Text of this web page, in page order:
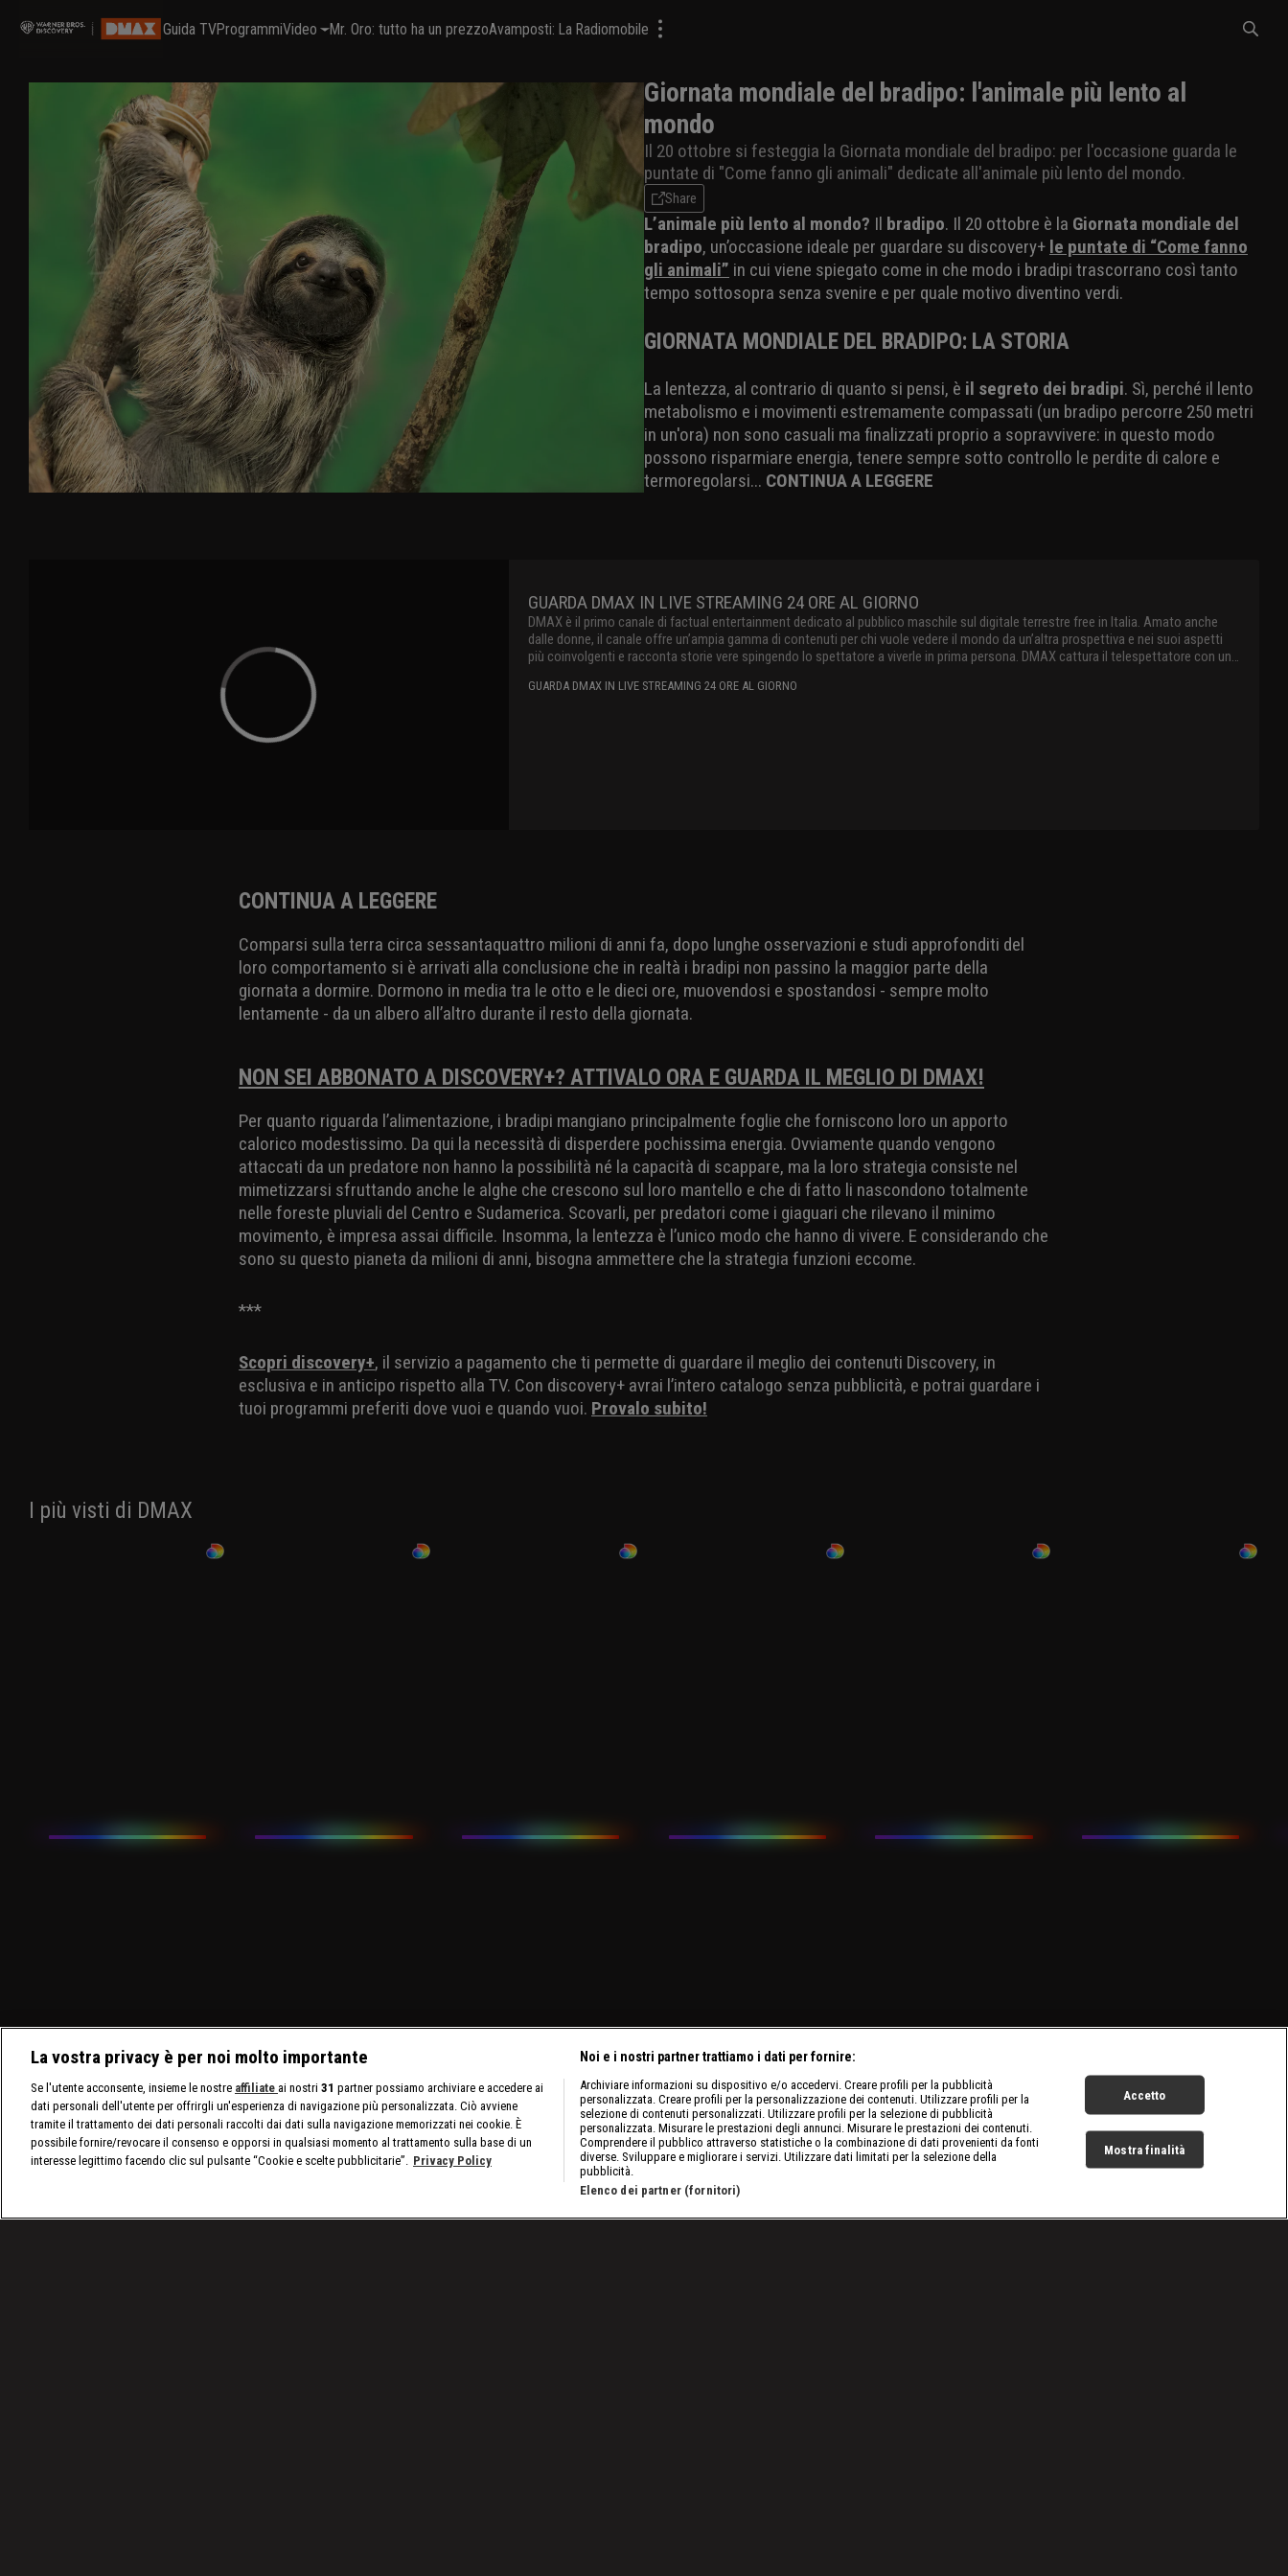
Guida TVProgrammiVideo Mr. Oro: tutto ha un prezzoAvamposti: La Radiomobile
Giornata mondiale del bradipo: l'animale più lento al
mondo
Il 20 ottobre si festeggia la Giornata mondiale del bradipo: per l'occasione guarda le
puntate di "Come fanno gli animali" dedicate all'animale più lento del mondo.
Share
L’animale più lento al mondo? Il bradipo. Il 20 ottobre è la Giornata mondiale del
bradipo, un’occasione ideale per guardare su discovery+ le puntate di “Come fanno
gli animali” in cui viene spiegato come in che modo i bradipi trascorrano così tanto
tempo sottosopra senza svenire e per quale motivo diventino verdi.
GIORNATA MONDIALE DEL BRADIPO: LA STORIA
La lentezza, al contrario di quanto si pensi, è il segreto dei bradipi. Sì, perché il lento
metabolismo e i movimenti estremamente compassati (un bradipo percorre 250 metri
in un'ora) non sono casuali ma finalizzati proprio a sopravvivere: in questo modo
possono risparmiare energia, tenere sempre sotto controllo le perdite di calore e
termoregolarsi... CONTINUA A LEGGERE
GUARDA DMAX IN LIVE STREAMING 24 ORE AL GIORNO
DMAX è il primo canale di factual entertainment dedicato al pubblico maschile
sul digitale terrestre free in Italia. Amato anche dalle donne, il canale offre
un’ampia gamma di contenuti per chi vuole vedere il mondo da un’altra
loro comportamento si è arrivati alla conclusione che in realtà i bradipi non passino la maggior parte della
giornata a dormire. Dormono in media tra le otto e le dieci ore, muovendosi e spostandosi - sempre molto
lentamente - da un albero all’altro durante il resto della giornata.
NON SEI ABBONATO A DISCOVERY+? ATTIVALO ORA E GUARDA IL MEGLIO DI DMAX!
Per quanto riguarda l’alimentazione, i bradipi mangiano principalmente foglie che forniscono loro un apporto
attaccati da un predatore non hanno la possibilità né la capacità di scappare, ma la loro strategia consiste nel
nelle foreste pluviali del Centro e Sudamerica. Scovarli, per predatori come i giaguari che rilevano il minimo
movimento, è impresa assai difficile. Insomma, la lentezza è l’unico modo che hanno di vivere. E considerando che
sono su questo pianeta da milioni di anni, bisogna ammettere che la strategia funzioni eccome.
tuoi programmi preferiti dove vuoi e quando vuoi.
Provalo subito!
La vostra privacy è per noi molto importante
Se l'utente acconsente, insieme le nostre affiliate ai nostri 31 partner possiamo archiviare e accedere ai
dati personali dell'utente per offrirgli un'esperienza di navigazione più personalizzata. Ciò avviene
tramite il trattamento dei dati personali raccolti dai dati sulla navigazione memorizzati nei cookie. È
possibile fornire/revocare il consenso e opporsi in qualsiasi momento al trattamento sulla base di un
interesse legittimo facendo clic sul pulsante “Cookie e scelte pubblicitarie”. Privacy Policy
Noi e i nostri partner trattiamo i dati per fornire:
Archiviare informazioni su dispositivo e/o accedervi. Creare profili per la pubblicità
personalizzata. Creare profili per la personalizzazione dei contenuti. Utilizzare profili per la
selezione di contenuti personalizzati. Utilizzare profili per la selezione di pubblicità
personalizzata. Misurare le prestazioni degli annunci. Misurare le prestazioni dei contenuti.
Comprendere il pubblico attraverso statistiche o la combinazione di dati provenienti da fonti
diverse. Sviluppare e migliorare i servizi. Utilizzare dati limitati per la selezione della
pubblicità.
Elenco dei partner (fornitori)
Accetto
Mostra finalità